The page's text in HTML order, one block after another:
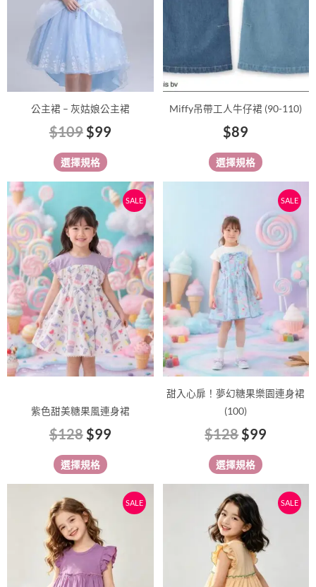
公主裙 – 灰姑娘公主裙
$109$99
選擇規格
款
可
在
頁
面
選
擇
項
Miffy吊帶工人牛仔裙 (90-110)
$89
選擇規格
款
式。
可
在
頁
面
選
擇
SALE
紫色甜美糖果風連身裙
$128
始
價
格：
$128。
$99
目
前
價
格：
$99。
選擇規格
產
品
有
多
種
款
式。
可
在
產
面
選
擇
選
SALE
甜入心扉！夢幻糖果樂園連身裙
(100)
$128
價
格：
$128。
$99
目
前
價
格：
$99。
選擇規格
品
有
多
種
款
式。
可
在
產
頁
面
選
擇
選
項
SALE
始
價
格：
$98。
格：
$89。
產
品
有
種
SALE
原
始
價
格：
$98。
價
格：
此
產
品
有
多
種